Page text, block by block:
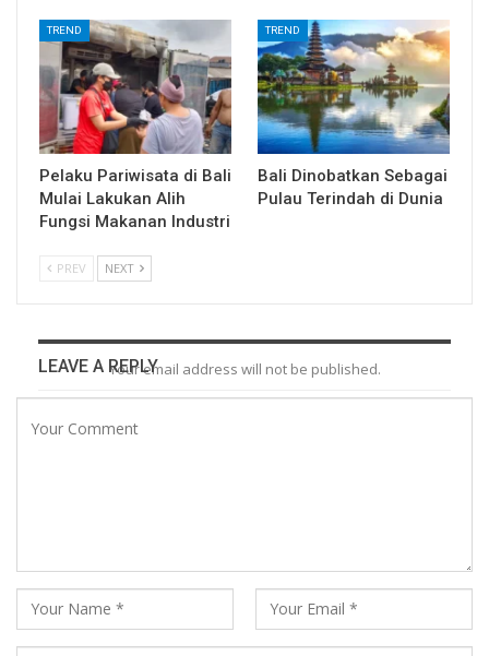
TREND
Pelaku Pariwisata di Bali
Mulai Lakukan Alih
Fungsi Makanan Industri
TREND
Bali Dinobatkan Sebagai
Pulau Terindah di Dunia
PREV NEXT
LEAVE A REPLYYour email address will not be published.